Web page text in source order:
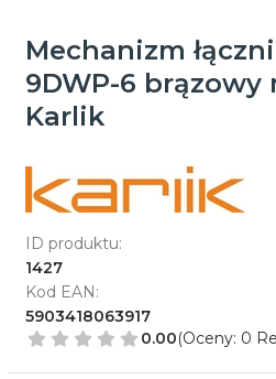
Mechanizm
9DWP-6 brązowy
Karlik
ID produktu:
1427
Kod EAN:
5903418063917
0.00(Oceny: 0